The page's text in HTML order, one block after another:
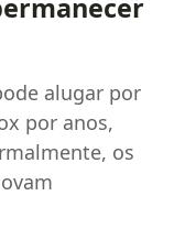
alugar por
por anos,
os